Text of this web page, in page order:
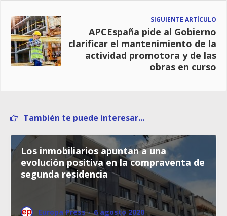
SIGUIENTE ARTÍCULO
APCEspaña pide al Gobierno
clarificar el mantenimiento de la
actividad promotora y de las
obras en curso
También te puede interesar...
Los inmobiliarios apuntan a una
evolución positiva en la compraventa de
segunda residencia
Europa Press · 6 agosto 2020